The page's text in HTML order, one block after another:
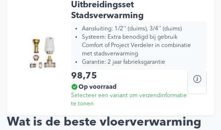
Uitbreidingsset
Stadsverwarming
Aansluiting: 1/2'' (duims), 3/4'' (duims)
Systeem: Extra benodigd bij gebruik
Comfort of Project Verdeler in combinatie
met stadsverwarming
Garantie: 2 jaar fabrieksgarantie
98,75
Op voorraad
Selecteer een variant om verzendinformatie
te tonen
Wat is de beste vloerverwarming